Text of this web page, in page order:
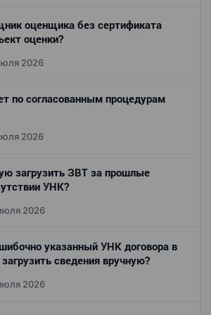
оценщика без сертификата
оценки?
2026
по согласованным процедурам
2026
загрузить ЗВТ за прошлые
УНК?
2026
указанный УНК договора в
сведения вручную?
2026